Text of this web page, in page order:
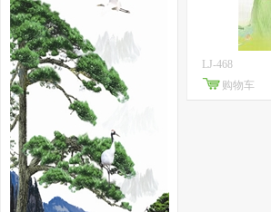
LJ-468
购物车